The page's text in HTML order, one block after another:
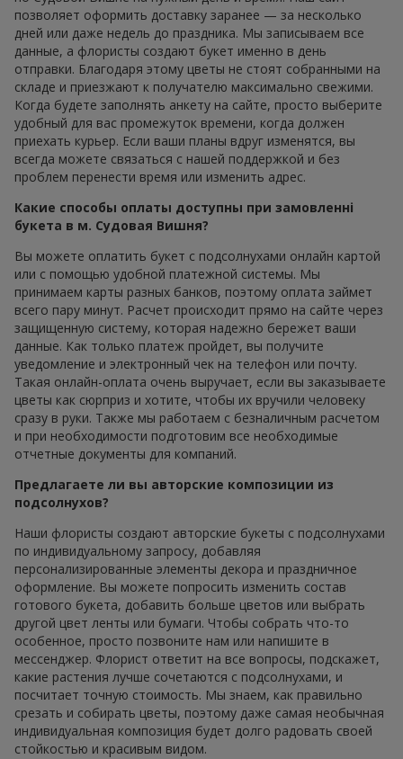
позволяет оформить доставку заранее — за несколько
дней или даже недель до праздника. Мы записываем все
данные, а флористы создают букет именно в день
отправки. Благодаря этому цветы не стоят собранными на
складе и приезжают к получателю максимально свежими.
Когда будете заполнять анкету на сайте, просто выберите
удобный для вас промежуток времени, когда должен
приехать курьер. Если ваши планы вдруг изменятся, вы
всегда можете связаться с нашей поддержкой и без
проблем перенести время или изменить адрес.
Какие способы оплаты доступны при замовленні
букета в м. Судовая Вишня?
Вы можете оплатить букет с подсолнухами онлайн картой
или с помощью удобной платежной системы. Мы
принимаем карты разных банков, поэтому оплата займет
всего пару минут. Расчет происходит прямо на сайте через
защищенную систему, которая надежно бережет ваши
данные. Как только платеж пройдет, вы получите
уведомление и электронный чек на телефон или почту.
Такая онлайн-оплата очень выручает, если вы заказываете
цветы как сюрприз и хотите, чтобы их вручили человеку
сразу в руки. Также мы работаем с безналичным расчетом
и при необходимости подготовим все необходимые
отчетные документы для компаний.
Предлагаете ли вы авторские композиции из
подсолнухов?
Наши флористы создают авторские букеты с подсолнухами
по индивидуальному запросу, добавляя
персонализированные элементы декора и праздничное
оформление. Вы можете попросить изменить состав
готового букета, добавить больше цветов или выбрать
другой цвет ленты или бумаги. Чтобы собрать что-то
особенное, просто позвоните нам или напишите в
мессенджер. Флорист ответит на все вопросы, подскажет,
какие растения лучше сочетаются с подсолнухами, и
посчитает точную стоимость. Мы знаем, как правильно
срезать и собирать цветы, поэтому даже самая необычная
индивидуальная композиция будет долго радовать своей
стойкостью и красивым видом.